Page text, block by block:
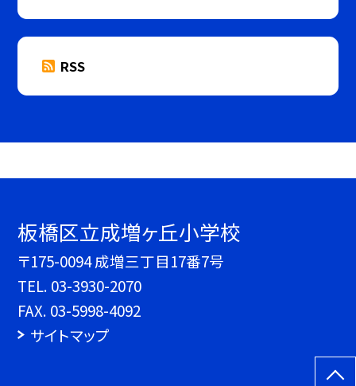
RSS
板橋区立成増ヶ丘小学校
〒175-0094 成増三丁目17番7号
TEL. 03-3930-2070
FAX. 03-5998-4092
サイトマップ